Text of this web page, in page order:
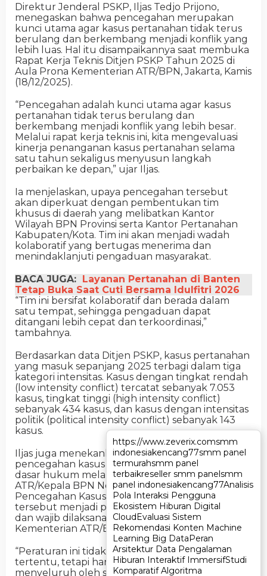
https://www.zeverix.comsmm
indonesiakencang77smm panel
termurahsmm panel
terbaikreseller smm panelsmm
panel indonesiakencang77Analisis
Pola Interaksi Pengguna
Ekosistem Hiburan Digital
CloudEvaluasi Sistem
Rekomendasi Konten Machine
Learning Big DataPeran
Arsitektur Data Pengalaman
Hiburan Interaktif ImmersifStudi
Komparatif Algoritma
https://www.zeverix.comsmm
indonesiakencang77smm panel
termurahsmm panel
terbaikreseller smm panelsmm
panel indonesiakencang77Analisis
Pola Interaksi Pengguna
Ekosistem Hiburan Digital
CloudEvaluasi Sistem
Rekomendasi Konten Machine
Learning Big DataPeran
Arsitektur Data Pengalaman
Hiburan Interaktif ImmersifStudi
Komparatif Algoritma
Direktur Jenderal PSKP, Iljas Tedjo Prijono,
menegaskan bahwa pencegahan merupakan
kunci utama agar kasus pertanahan tidak terus
berulang dan berkembang menjadi konflik yang
lebih luas. Hal itu disampaikannya saat membuka
Rapat Kerja Teknis Ditjen PSKP Tahun 2025 di
Aula Prona Kementerian ATR/BPN, Jakarta, Kamis
(18/12/2025).
“Pencegahan adalah kunci utama agar kasus
pertanahan tidak terus berulang dan
berkembang menjadi konflik yang lebih besar.
Melalui rapat kerja teknis ini, kita mengevaluasi
kinerja penanganan kasus pertanahan selama
satu tahun sekaligus menyusun langkah
perbaikan ke depan,” ujar Iljas.
Ia menjelaskan, upaya pencegahan tersebut
akan diperkuat dengan pembentukan tim
khusus di daerah yang melibatkan Kantor
Wilayah BPN Provinsi serta Kantor Pertanahan
Kabupaten/Kota. Tim ini akan menjadi wadah
kolaboratif yang bertugas menerima dan
menindaklanjuti pengaduan masyarakat.
BACA JUGA: Layanan Pertanahan di Banten
Tetap Buka Saat Cuti Bersama Idulfitri 2026
“Tim ini bersifat kolaboratif dan berada dalam
satu tempat, sehingga pengaduan dapat
ditangani lebih cepat dan terkoordinasi,”
tambahnya.
Berdasarkan data Ditjen PSKP, kasus pertanahan
yang masuk sepanjang 2025 terbagi dalam tiga
kategori intensitas. Kasus dengan tingkat rendah
(low intensity conflict) tercatat sebanyak 7.053
kasus, tingkat tinggi (high intensity conflict)
sebanyak 434 kasus, dan kasus dengan intensitas
politik (political intensity conflict) sebanyak 143
kasus.
Iljas juga menekankan bahwa penguatan
pencegahan kasus pertanahan telah memiliki
dasar hukum melalui Peraturan Menteri
ATR/Kepala BPN Nomor 15 Tahun 2024 tentang
Pencegahan Kasus Pertanahan. Regulasi
tersebut menjadi pedoman dalam mitigasi risiko
dan wajib dilaksanakan oleh seluruh jajaran
Kementerian ATR/BPN.
“Peraturan ini tidak hanya berlaku bagi unit
tertentu, tetapi harus dilaksanakan secara
menyeluruh oleh seluruh jajaran ATR/BPN,”